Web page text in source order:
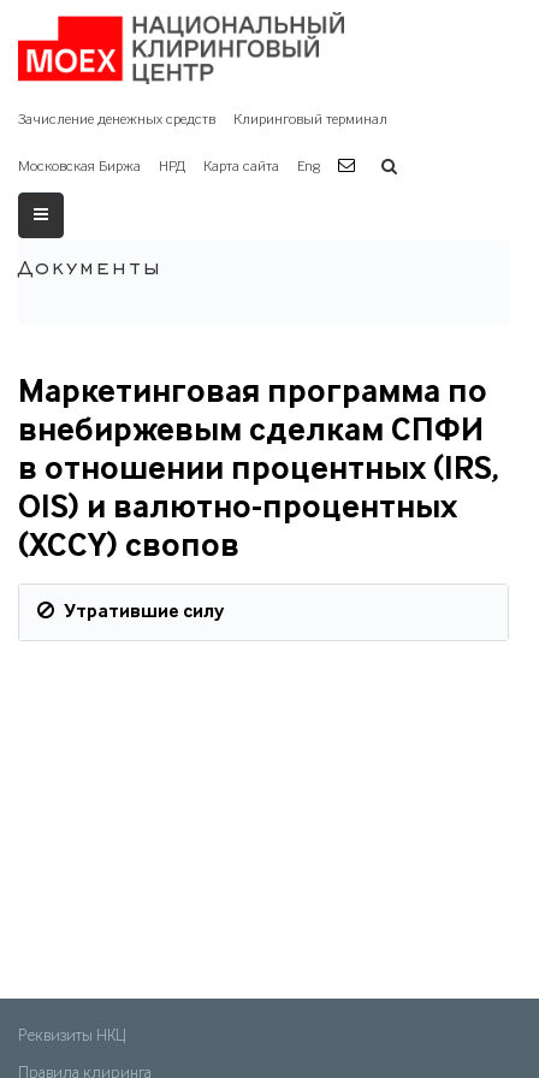
Зачисление денежных средств Клиринговый терминал
Московская Биржа НРД Карта сайта Eng
Документы
Маркетинговая программа по
внебиржевым сделкам СПФИ
в отношении процентных (IRS,
OIS) и валютно-процентных
(XCCY) свопов
Утратившие силу
Реквизиты НКЦ
Правила клиринга